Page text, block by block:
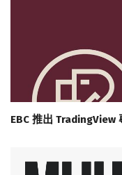
EBC 推出 TradingView